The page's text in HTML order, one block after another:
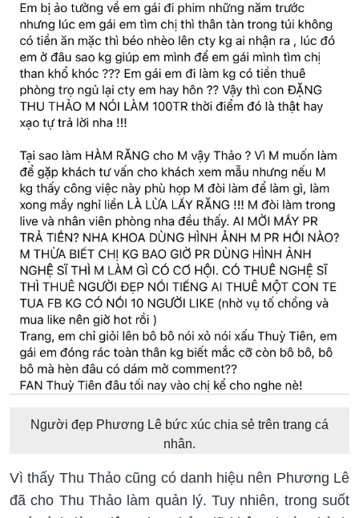
Người đẹp Phương Lê bức xúc chia sẻ trên trang cá
nhân.
Vì thấy Thu Thảo cũng có danh hiệu nên Phương Lê
đã cho Thu Thảo làm quản lý. Tuy nhiên, trong suốt